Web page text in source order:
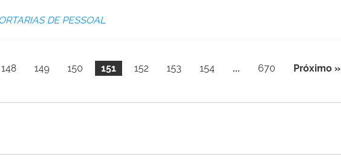
DE PESSOAL
148 149 150 151 152 153 154 ... 670 Próximo »